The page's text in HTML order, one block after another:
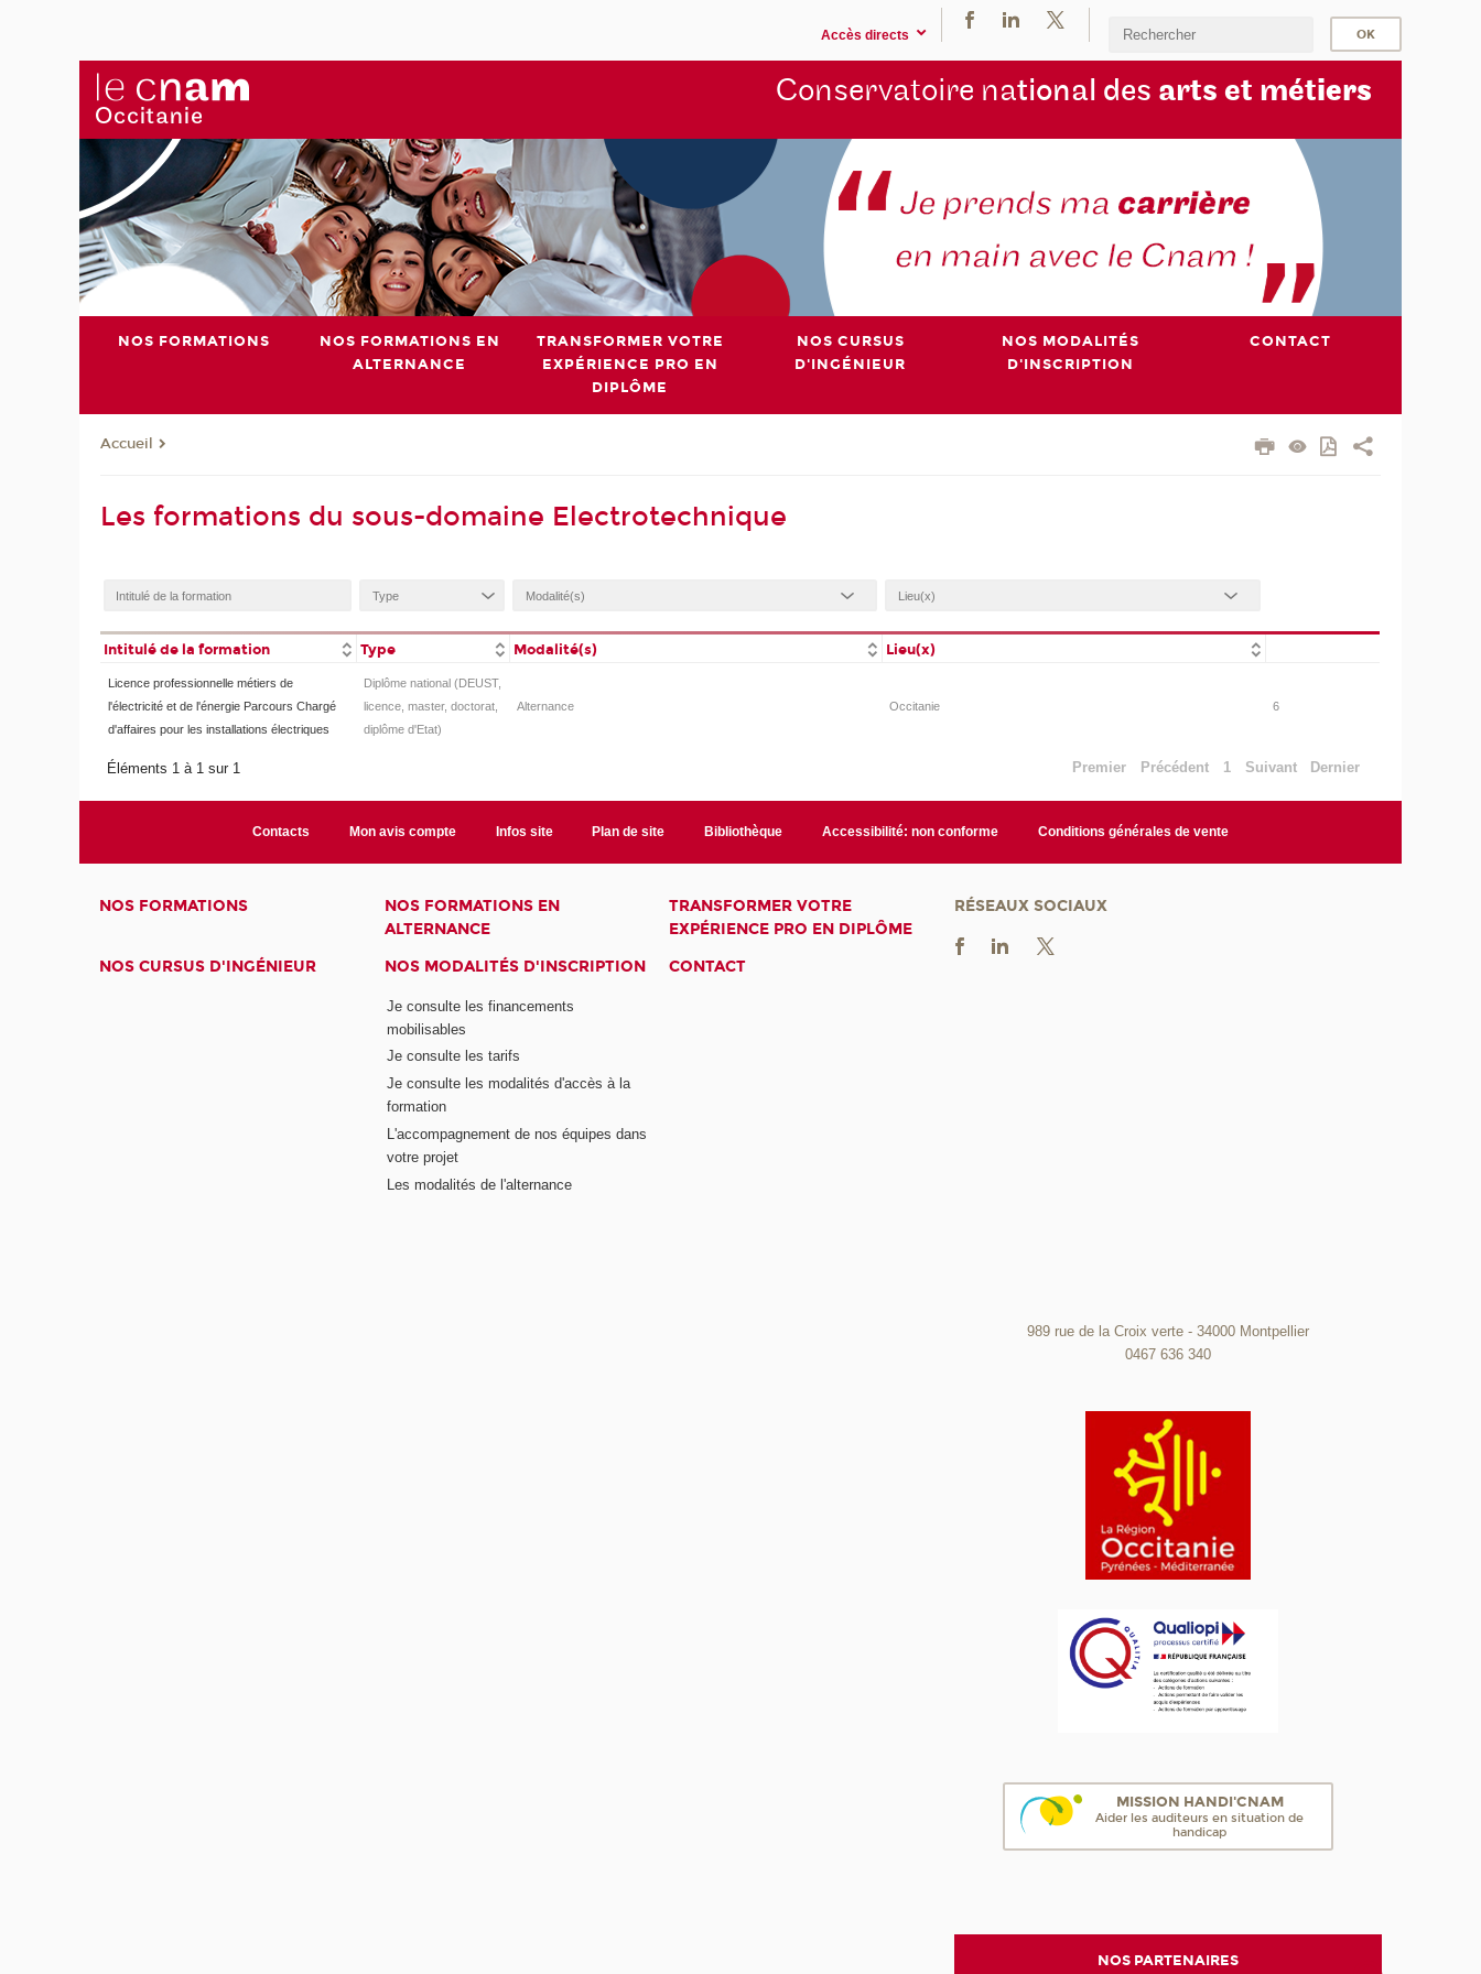
Accès directs
Conservatoire national des arts et métiers
NOS FORMATIONS
NOS FORMATIONS EN
ALTERNANCE
TRANSFORMER VOTRE
EXPÉRIENCE PRO EN
DIPLÔME
NOS CURSUS
D'INGÉNIEUR
NOS MODALITÉS
D'INSCRIPTION
CONTACT
Accueil
Les formations du sous-domaine Electrotechnique
Intitulé de la formation Type Modalité(s) Lieu(x)
Licence professionnelle métiers de
l'électricité et de l'énergie Parcours Chargé
d'affaires pour les installations électriques
Diplôme national (DEUST,
licence, master, doctorat,
diplôme d'Etat)
Alternance Occitanie 6
Éléments 1 à 1 sur 1 Premier Précédent 1 Suivant Dernier
Contacts Mon avis compte Infos site Plan de site Bibliothèque Accessibilité: non conforme Conditions générales de vente
NOS FORMATIONS
NOS FORMATIONS EN
ALTERNANCE
TRANSFORMER VOTRE
EXPÉRIENCE PRO EN DIPLÔME
NOS CURSUS D'INGÉNIEUR
NOS MODALITÉS D'INSCRIPTION
Je consulte les financements
mobilisables
Je consulte les tarifs
Je consulte les modalités d'accès à la
formation
L'accompagnement de nos équipes dans
votre projet
Les modalités de l'alternance
CONTACT
RÉSEAUX SOCIAUX
989 rue de la Croix verte - 34000 Montpellier
0467 636 340
MISSION HANDI'CNAM
Aider les auditeurs en situation de
handicap
NOS PARTENAIRES